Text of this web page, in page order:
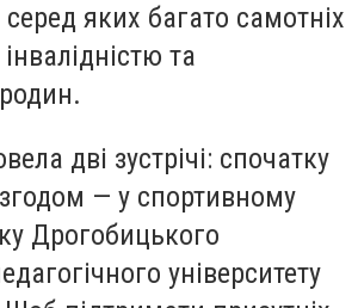
серед яких багато самотніх
та
дві зустрічі: спочатку
— у спортивному
Дрогобицького
університету